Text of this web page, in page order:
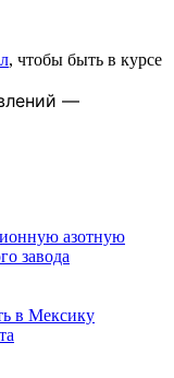
, чтобы быть в курсе
—
азотную
завода
в Мексику